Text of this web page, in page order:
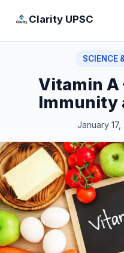
Clarity UPSC
SCIENCE
Vitamin A
Immunity
January 17,